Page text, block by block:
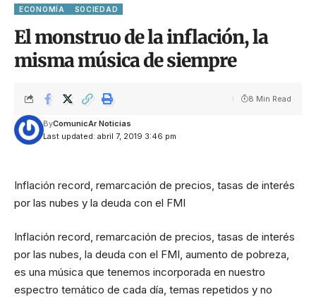
ECONOMÍA SOCIEDAD
El monstruo de la inflación, la
misma música de siempre
Last updated: abril 7, 2019 3:46 pm
ByComunicAr Noticias
8 Min Read
Inflación record, remarcación de precios, tasas de interés
por las nubes y la deuda con el FMI
Inflación record, remarcación de precios, tasas de interés
por las nubes, la deuda con el FMI, aumento de pobreza,
es una música que tenemos incorporada en nuestro
espectro temático de cada día, temas repetidos y no